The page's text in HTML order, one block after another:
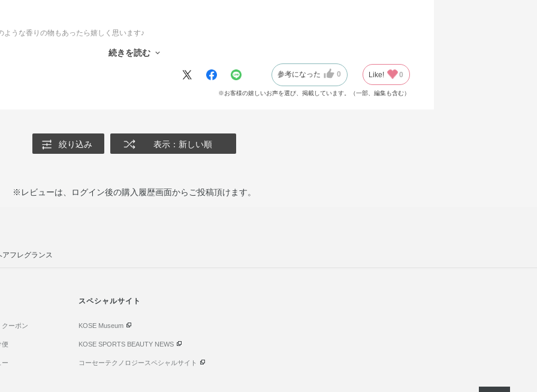
うな香りの物もあったら嬉しく思います♪
続きを読む
参考になった 0 Like! 0
※お客様の嬉しいお声を選び、掲載しています。（一部、編集も含む）
絞り込み 表示：新しい順
※レビューは、ログイン後の購入履歴画面からご投稿頂けます。
フレグランス
クーポン
便
ー
スペシャルサイト
KOSE Museum
KOSE SPORTS BEAUTY NEWS
コーセーテクノロジースペシャルサイト